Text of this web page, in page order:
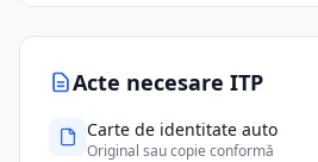
Acte necesare ITP
Carte de identitate auto
Original sau copie conformă